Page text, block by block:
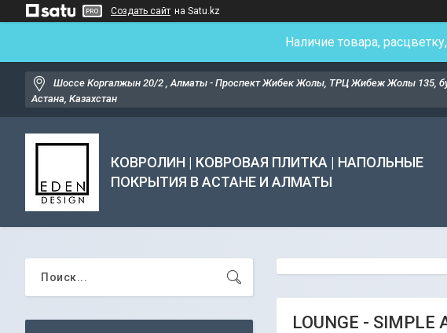
Создать сайт на Satu.kz
Наличие товара,
Шоссе Коргалжын 20/2 , Алматы - Проспект Жибек Жолы, ТРЦ Жибеж Жолы 135,
Астана, Казахстан
КОВРОЛИН | КОВРОВАЯ ПЛИТКА | НАПОЛЬНЫЕ
ПОКРЫТИЯ В АСТАНЕ И АЛМАТЫ
LOUNGE - SIMPLE